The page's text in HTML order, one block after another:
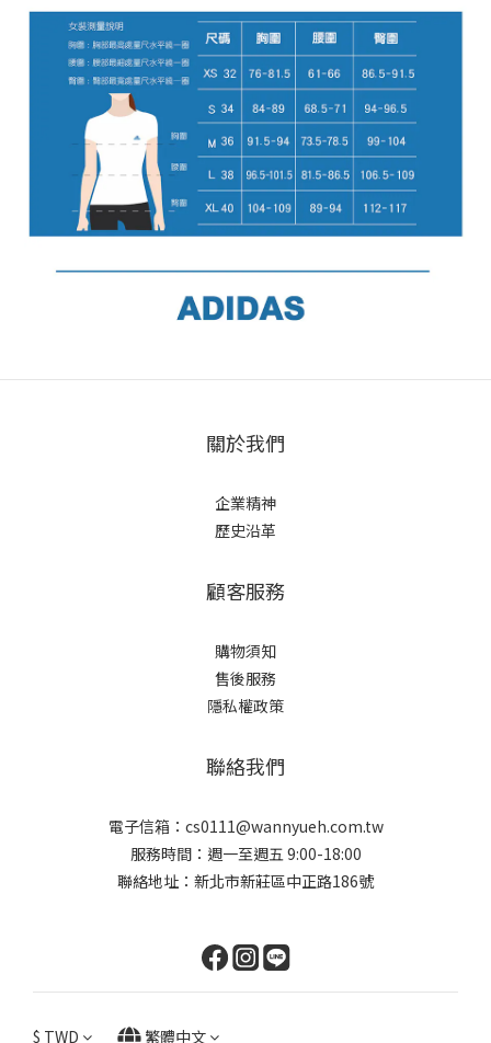
關於我們
企業精神
歷史沿革
顧客服務
購物須知
售後服務
隱私權政策
聯絡我們
電子信箱：cs0111@wannyueh.com.tw
服務時間：週一至週五 9:00-18:00
聯絡地址：新北市新莊區中正路186號
$ TWD 繁體中文